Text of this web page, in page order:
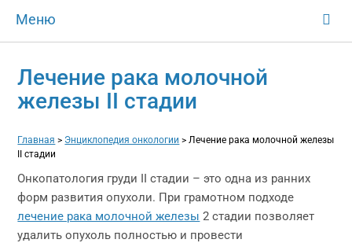
Меню
Лечение рака молочной
железы II стадии
Главная > Энциклопедия онкологии >Лечение рака молочной железы
II стадии
Онкопатология груди II стадии – это одна из ранних
форм развития опухоли. При грамотном подходе
лечение рака молочной железы 2 стадии позволяет
удалить опухоль полностью и провести